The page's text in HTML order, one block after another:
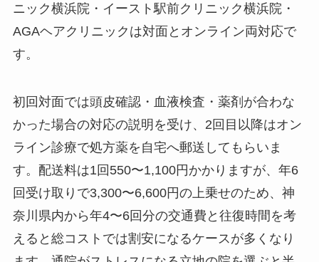
ニック横浜院・イースト駅前クリニック横浜院・
AGAヘアクリニックは対面とオンライン両対応で
す。
初回対面では頭皮確認・血液検査・薬剤が合わな
かった場合の対応の説明を受け、2回目以降はオン
ライン診療で処方薬を自宅へ郵送してもらいま
す。配送料は1回550〜1,100円かかりますが、年6
回受け取りで3,300〜6,600円の上乗せのため、神
奈川県内から年4〜6回分の交通費と往復時間を考
えると総コストでは割安になるケースが多くなり